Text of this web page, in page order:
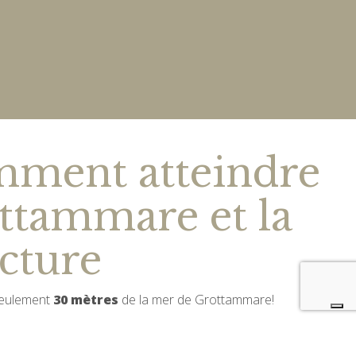
atteindre
et la
30 mètres de la mer de Grottammare!